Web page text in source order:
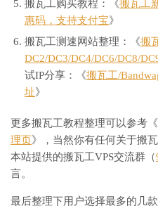
搬瓦工购买教程：《搬瓦工
惠码，支持支付宝》
搬瓦工测速网站整理：《搬
DC2/DC3/DC4/DC6/DC8/
试IP分享：《搬瓦工/
址》
更多搬瓦工教程整理可以参考《
理页》，当然你有任何关于搬
本站提供的搬瓦工VPS交流群（
言。
最后整理下用户选择最多的几